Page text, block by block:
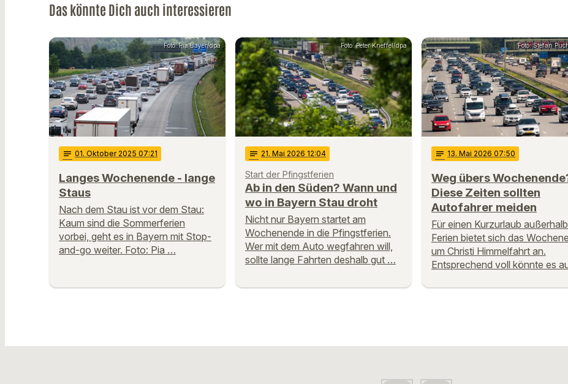
Das könnte Dich auch interessieren
Foto: Pia Bayer/dpa
notes 01. Oktober 2025 07:21
Langes Wochenende - lange
Staus
Nach dem Stau ist vor dem Stau:
Kaum sind die Sommerferien
vorbei, geht es in Bayern mit Stop-
and-go weiter. Foto: Pia …
Foto: Peter Kneffel/dpa
notes 21. Mai 2026 12:04
Start der Pfingstferien
Ab in den Süden? Wann und
wo in Bayern Stau droht
Nicht nur Bayern startet am
Wochenende in die Pfingstferien.
Wer mit dem Auto wegfahren will,
sollte lange Fahrten deshalb gut …
Foto: Stefan
notes 13. Mai 2026 07:50
Weg übers
Diese Zeiten sollten
Autofahrer meiden
Für einen Kurzurlaub
Ferien bietet sich das
um Christi Himmelfahrt an.
Entsprechend voll könnte es